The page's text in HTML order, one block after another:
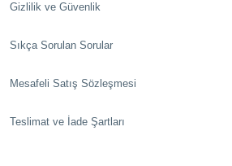
Gizlilik ve Güvenlik
Sıkça Sorulan Sorular
Mesafeli Satış Sözleşmesi
Teslimat ve İade Şartları